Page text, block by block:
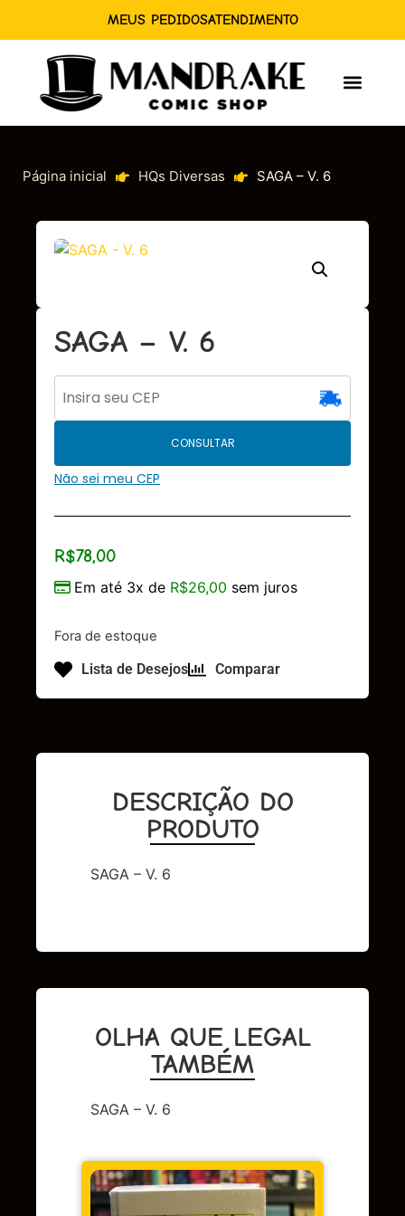
MEUS PEDIDOSATENDIMENTO
Página inicial HQs Diversas SAGA – V. 6
SAGA – V. 6
CONSULTAR
Não sei meu CEP
R$78,00
Em até 3x de R$26,00 sem juros
Fora de estoque
Lista de Desejos Comparar
DESCRIÇÃO DO
PRODUTO
SAGA – V. 6
OLHA QUE LEGAL
TAMBÉM
SAGA – V. 6